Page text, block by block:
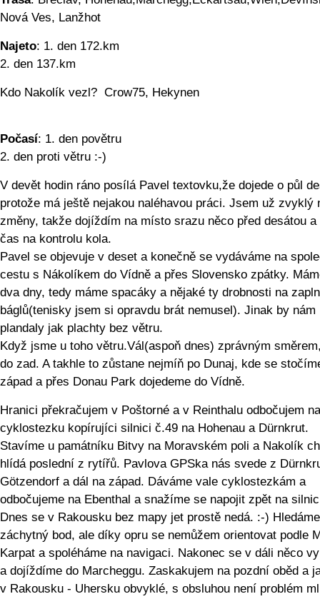
Nová Ves, Lanžhot
Najeto: 1. den 172.km
2. den 137.km
Kdo Nakolík vezl? Crow75, Hekynen
Počasí: 1. den povětru
2. den proti větru :-)
V devět hodin ráno posílá Pavel textovku,že dojede o půl
protože má ještě nejakou naléhavou práci. Jsem už zvyklý
změny, takže dojíždím na místo srazu něco před desátou a
čas na kontrolu kola.
Pavel se objevuje v deset a konečně se vydáváme na
cestu s Nákolíkem do Vídně a přes Slovensko zpátky.
dva dny, tedy máme spacáky a nějaké ty drobnosti na
báglů(tenisky jsem si opravdu brát nemusel). Jinak by nám
plandaly jak plachty bez větru.
Když jsme u toho větru.Vál(aspoň dnes) zprávným
do zad. A takhle to zůstane nejmíň po Dunaj, kde se
západ a přes Donau Park dojedeme do Vídně.
Hranici překračujem v Poštorné a v Reinthalu odbočujem na
cyklostezku kopírujíci silnici č.49 na Hohenau a Dürnkrut.
Stavíme u památníku Bitvy na Moravském poli a Nakolík
hlídá poslední z rytířů. Pavlova GPSka nás svede z
Götzendorf a dál na západ. Dáváme vale cyklostezkám a
odbočujeme na Ebenthal a snažíme se napojit zpět na
Dnes se v Rakousku bez mapy jet prostě nedá. :-) Hledáme
záchytný bod, ale díky opru se nemůžem orientovat podle
Karpat a spoléháme na navigaci. Nakonec se v dáli něco
a dojíždíme do Marcheggu. Zaskakujem na pozdní oběd a
v Rakousku - Uhersku obvyklé, s obsluhou není problém